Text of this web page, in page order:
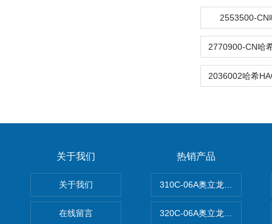
2553500-CN
关于我们
关于我们
在线留言
热销产品
310C-06A奥立龙实验室台式
320C-06A奥立龙实验室便携